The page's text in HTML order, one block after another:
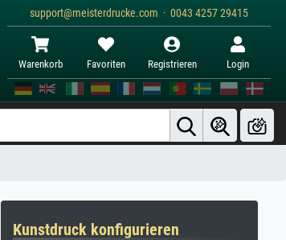
support@meisterdrucke.com · 0043 4257 29415
Warenkorb Favoriten Registrieren Login
Kunstdruck konfigurieren